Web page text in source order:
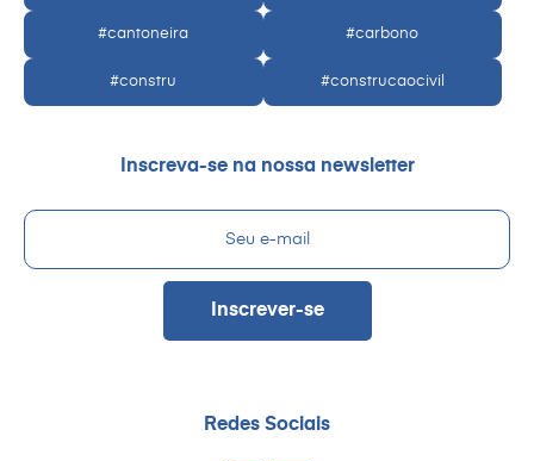
#cantoneira #carbono
#constru #construcaocivil
Inscreva-se na nossa newsletter
Redes Sociais